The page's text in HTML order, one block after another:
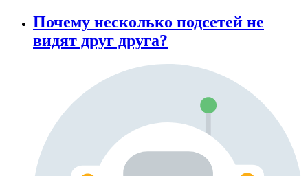
Почему несколько подсетей не
видят друг друга?